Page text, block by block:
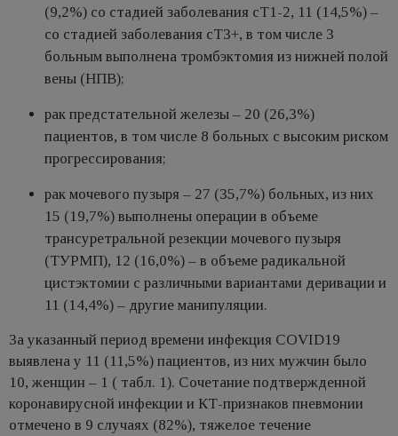
(9,2%) со стадией заболевания сT1-2, 11 (14,5%) –
со стадией заболевания cT3+, в том числе 3
больным выполнена тромбэктомия из нижней полой
вены (НПВ);
рак предстательной железы – 20 (26,3%)
пациентов, в том числе 8 больных с высоким риском
прогрессирования;
рак мочевого пузыря – 27 (35,7%) больных, из них
15 (19,7%) выполнены операции в объеме
трансуретральной резекции мочевого пузыря
(ТУРМП), 12 (16,0%) – в объеме радикальной
цистэктомии с различными вариантами деривации и
11 (14,4%) – другие манипуляции.
За указанный период времени инфекция COVID19
выявлена у 11 (11,5%) пациентов, из них мужчин было
10, женщин – 1 ( табл. 1). Сочетание подтвержденной
коронавирусной инфекции и КТ-признаков пневмонии
отмечено в 9 случаях (82%), тяжелое течение